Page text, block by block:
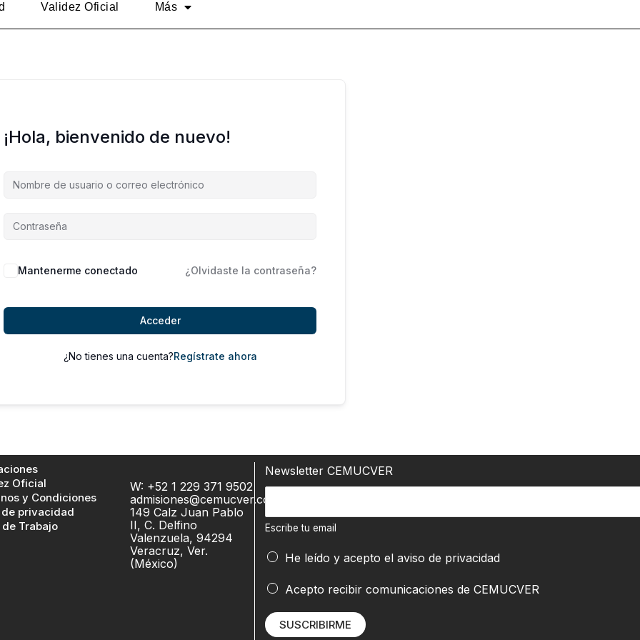
Validez Oficial Más
¡Hola, bienvenido de nuevo!
Alternative:
Mantenerme conectado ¿Olvidaste la contraseña?
Acceder
¿No tienes una cuenta?Regístrate ahora
Oficial
y Condiciones
de privacidad
de Trabajo
W: +52 1 229 371 9502
admisiones@cemucver.com
149 Calz Juan Pablo
II, C. Delfino
Valenzuela, 94294
Veracruz, Ver.
(México)
Newsletter CEMUCVER
c
i
b
e
t
u
Escribe tu email
E
c
i
b
He leído y acepto elaviso de privacidad
Acepto recibir comunicaciones de CEMUCVER
SUSCRIBIRME